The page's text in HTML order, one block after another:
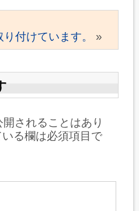
付けています。
»
されることはあり
る欄は必須項目で